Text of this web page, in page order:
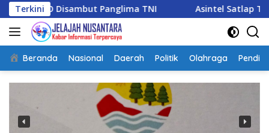
Langsung
ke
konten
TerkiniPanglima TNI Asintel Satlap Tricakti Beri
Beranda Nasional Daerah Politik Olahraga